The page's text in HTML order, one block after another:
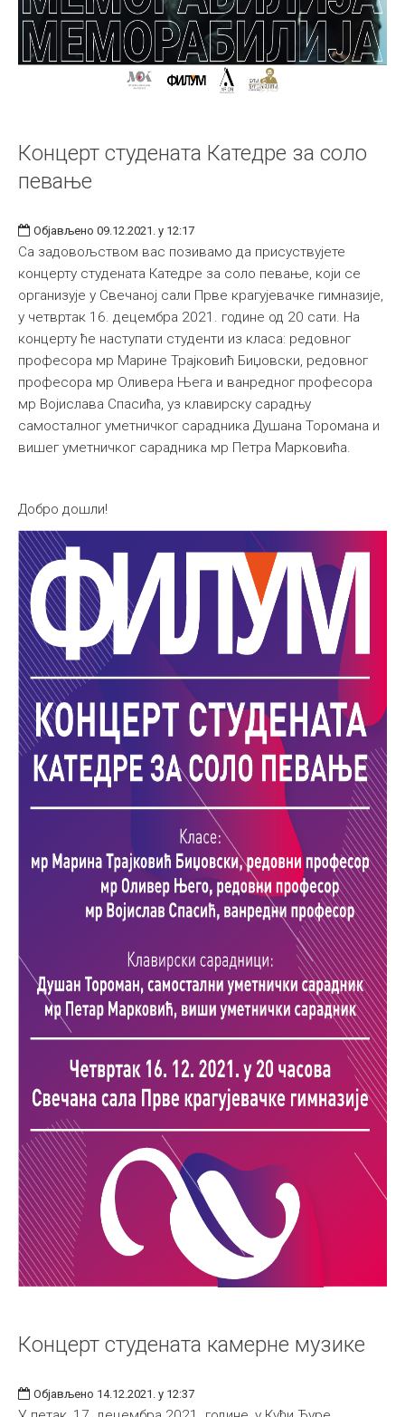
Концерт студената Катедре за соло
певање
Објављено 09.12.2021. у 12:17
Са задовољством вас позивамо да присуствујете
концерту студената Катедре за соло певање, који се
организује у Свечаној сали Прве крагујевачке гимназије,
у четвртак 16. децембра 2021. године од 20 сати. На
концерту ће наступати студенти из класа: редовног
професора мр Марине Трајковић Биџовски, редовног
професора мр Оливера Њега и ванредног професора
мр Војислава Спасића, уз клавирску сарадњу
самосталног уметничког сарадника Душана Торомана и
вишег уметничког сарадника мр Петра Марковића.
Добро дошли!
Концерт студената камерне музике
Објављено 14.12.2021. у 12:37